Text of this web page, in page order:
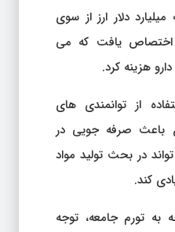
دلار ارز از سوی
اختصاص یافت که می
هزینه کرد.
از توانمندی های
باعث صرفه جویی در
در بحث تولید مواد
کند.
به تورم جامعه، توجه